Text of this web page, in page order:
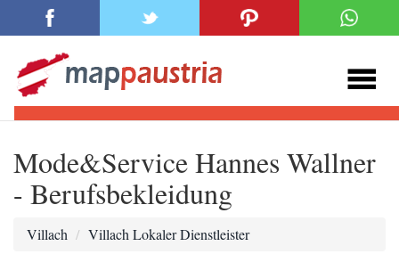
Mode&Service Hannes Wallner
- Berufsbekleidung
Villach Villach Lokaler Dienstleister